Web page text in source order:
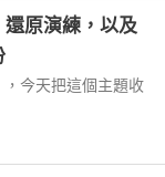
原演練，以及
今天把這個主題收